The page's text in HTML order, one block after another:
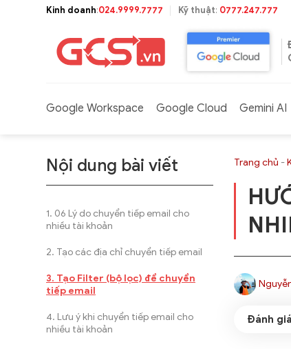
Kinh doanh:024.9999.7777 Kỹ thuật: 0777.247.777
Google Workspace Google Cloud Gemini AI
Nội dung bài viết
06 Lý do chuyển tiếp email cho
nhiều tài khoản
Tạo các địa chỉ chuyển tiếp email
Tạo Filter (bộ lọc) để chuyển
tiếp email
Lưu ý khi chuyển tiếp email cho
nhiều tài khoản
Trang chủ -